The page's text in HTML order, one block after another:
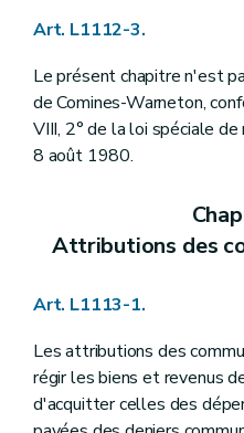
Art.
Art.
Art.
Art.
Art.
Art.
Art.
Art.
Art.
Art. L1124-
Art.
Art. L1112-3.
Le présent chapitre n'est
de Comines-Warneton,
VIII, 2° de la loi spéciale
8 août 1980.
Attributions des
Art. L1113-1.
Les attributions des
régir les biens et revenus
d'acquitter celles des